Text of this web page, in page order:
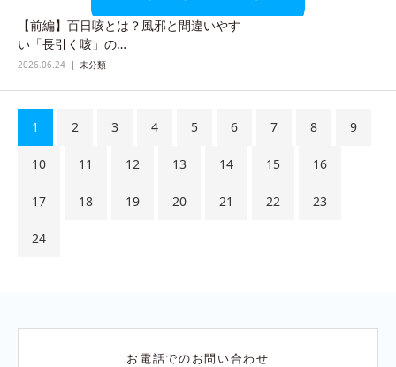
【前編】百日咳とは？風邪と間違いやす
い「長引く咳」の…
2026.06.24 未分類
1 2 3 4 5 6 7 8 9
10 11 12 13 14 15 16
17 18 19 20 21 22 23
24
お電話でのお問い合わせ